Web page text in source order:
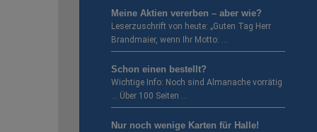
Meine Aktien vererben – aber wie?
Leserzuschrift von heute: „Guten Tag Herr
Brandmaier, wenn Ihr Motto: …
Schon einen bestellt?
Wichtige Info: Noch sind Almanache vorrätig
… Über 100 Seiten …
Nur noch wenige Karten für Halle!